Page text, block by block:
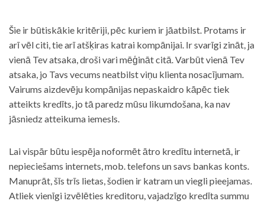
Šie ir būtiskākie kritēriji, pēc kuriem ir jāatbilst. Protams ir
arī vēl citi, tie arī atšķiras katrai kompānijai. Ir svarīgi zināt, ja
vienā Tev atsaka, droši vari mēģināt citā. Varbūt vienā Tev
atsaka, jo Tavs vecums neatbilst viņu klienta nosacījumam.
Vairums aizdevēju kompānijas nepaskaidro kāpēc tiek
atteikts kredīts, jo tā paredz mūsu likumdošana, ka nav
jāsniedz atteikuma iemesls.
Lai vispār būtu iespēja noformēt ātro kredītu internetā, ir
nepieciešams internets, mob. telefons un savs bankas konts.
Manuprāt, šīs trīs lietas, šodien ir katram un viegli pieejamas.
Atliek vienīgi izvēlēties kreditoru, vajadzīgo kredīta summu